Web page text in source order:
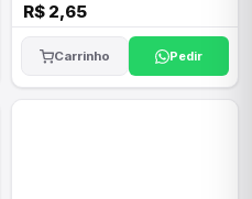
R$ 2,65
Carrinho Pedir